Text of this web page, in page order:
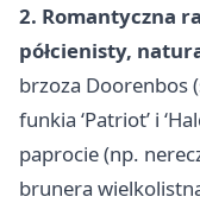
2. Romantyczna
półcienisty,
brzoza Doorenbos
funkia ‘Patriot’ i
paprocie (np.
brunera